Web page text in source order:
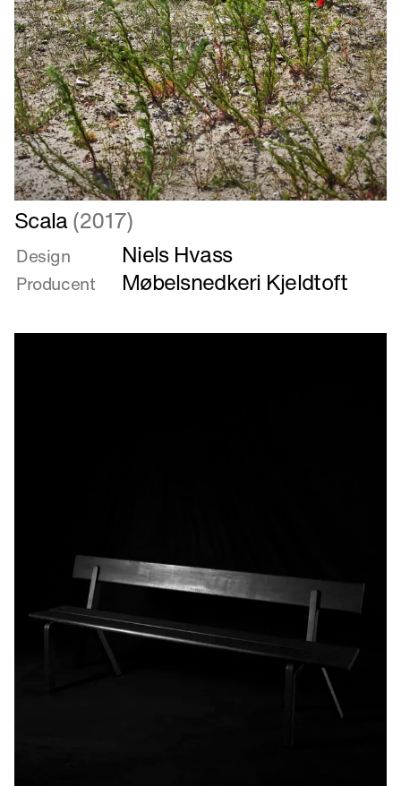
Læs
mere
om
Scala
Scala(2017)
Design Niels Hvass
Producent Møbelsnedkeri Kjeldtoft